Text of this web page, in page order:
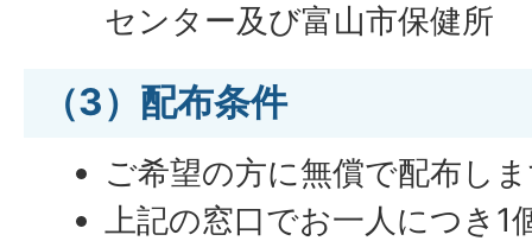
センター及び富山市保健所
（3）配布条件
ご希望の方に無償で配布し
上記の窓口でお一人につき1